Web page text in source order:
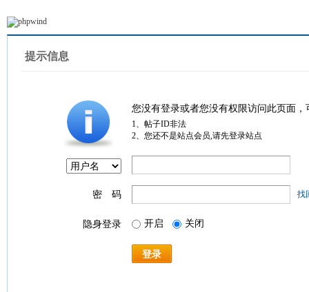
提示信息
您没有登录或者您没有权限访问此页面
1、帖子ID非法
2、您还不是站点会员,请先登录站点
密 码 找
隐身登录 开启 关闭
登录